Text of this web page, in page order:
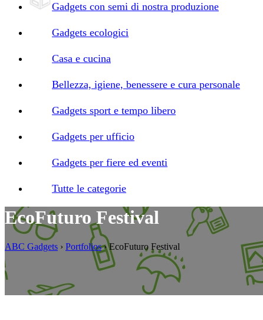
Gadgets con semi di nostra produzione
Gadgets ecologici
Casa e cucina
Bellezza, igiene, benessere e cura personale
Gadgets sport e tempo libero
Gadgets per ufficio
Gadgets per fiere ed eventi
Tutte le categorie
EcoFuturo Festival
ABC Gadgets › Portfolios › EcoFuturo Festival